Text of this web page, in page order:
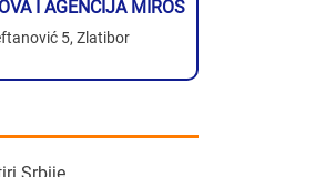
I AGENCIJA MIROS
5, Zlatibor
Srbije